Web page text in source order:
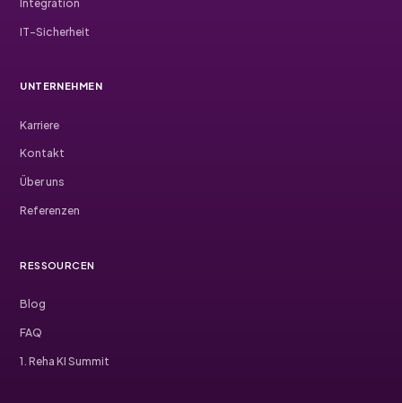
IT-Sicherheit
UNTERNEHMEN
Karriere
Kontakt
Über uns
Referenzen
RESSOURCEN
Blog
FAQ
1. Reha KI Summit